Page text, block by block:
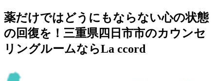
薬だけではどうにもならない心の状態
の回復を！三重県四日市市のカウンセ
リングルームならLa ccord